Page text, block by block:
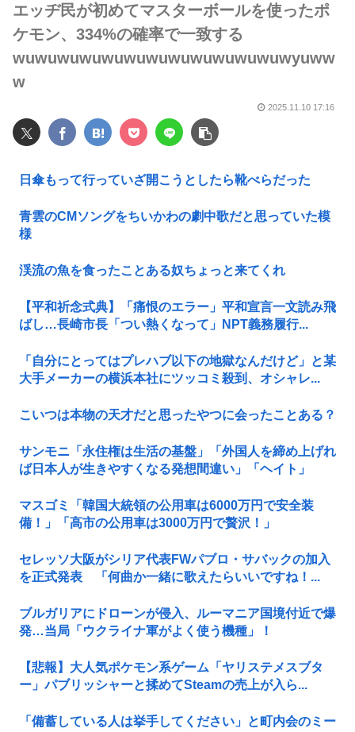
エッヂ民が初めてマスターボールを使ったポ
ケモン、334%の確率で一致する
wuwuwuwuwuwuwuwuwuwuwuwuwyuww
w
2025.11.10 17:16
日傘もって行っていざ開こうとしたら靴べらだった
青雲のCMソングをちいかわの劇中歌だと思っていた模
様
渓流の魚を食ったことある奴ちょっと来てくれ
【平和祈念式典】「痛恨のエラー」平和宣言一文読み飛
ばし…長崎市長「つい熱くなって」NPT義務履行...
「自分にとってはプレハブ以下の地獄なんだけど」と某
大手メーカーの横浜本社にツッコミ殺到、オシャレ...
こいつは本物の天才だと思ったやつに会ったことある？
サンモニ「永住権は生活の基盤」「外国人を締め上げれ
ば日本人が生きやすくなる発想間違い」「ヘイト」
マスゴミ「韓国大統領の公用車は6000万円で安全装
備！」「高市の公用車は3000万円で贅沢！」
セレッソ大阪がシリア代表FWパブロ・サバックの加入
を正式発表 「何曲か一緒に歌えたらいいですね！...
ブルガリアにドローンが侵入、ルーマニア国境付近で爆
発…当局「ウクライナ軍がよく使う機種」！
【悲報】大人気ポケモン系ゲーム「ヤリステメスブタ
ー」パブリッシャーと揉めてSteamの売上が入ら...
「備蓄している人は挙手してください」と町内会のミー